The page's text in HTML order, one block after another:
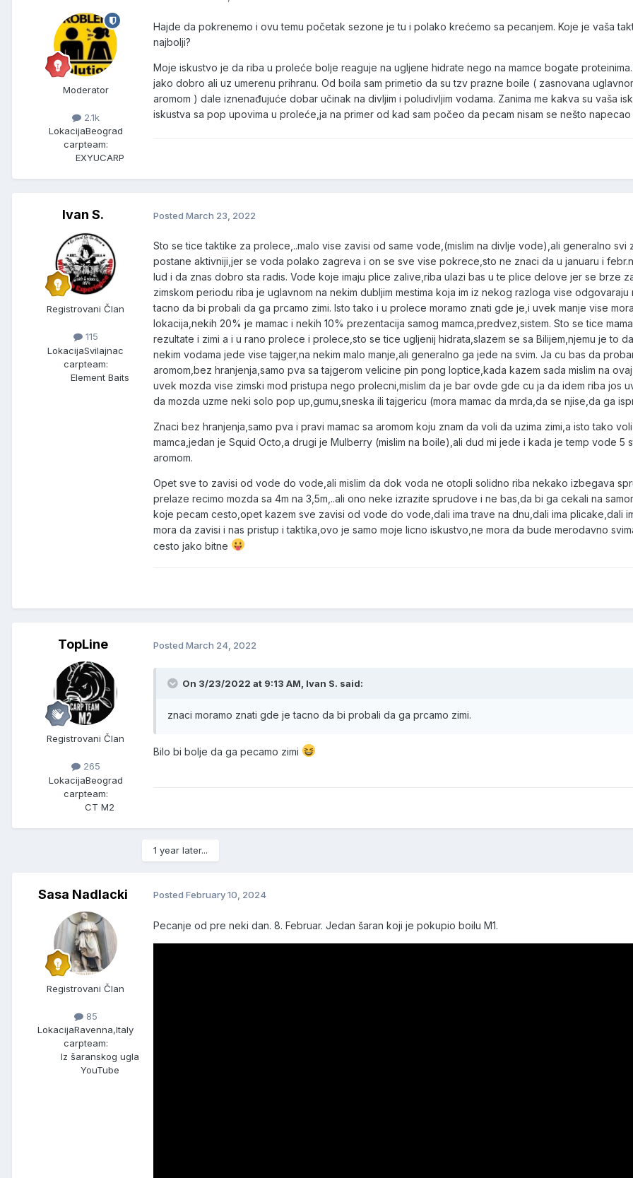
Moderator
2.1k
LokacijaBeograd
carpteam:
EXYUCARP
Hajde da pokrenemo i ovu temu početak sezone je tu i polako krećemo sa pecanjem. Koje je vaša
najbolji?
Moje iskustvo je da riba u proleće bolje reaguje na ugljene hidrate nego na mamce bogate
jako dobro ali uz umerenu prihranu. Od boila sam primetio da su tzv prazne boile ( zasnovana
aromom ) dale iznenađujuće dobar učinak na divljim i poludivljim vodama. Zanima me kakva su vaša
iskustva sa pop upovima u proleće,ja na primer od kad sam počeo da pecam nisam se nešto
Ivan S.
Registrovani Član
115
LokacijaSvilajnac
carpteam:
Element Baits
Posted March 23, 2022
Sto se tice taktike za prolece,..malo vise zavisi od same vode,(mislim na divlje vode),ali generalno svi
postane aktivniji,jer se voda polako zagreva i on se sve vise pokrece,sto ne znaci da u januaru i
lud i da znas dobro sta radis. Vode koje imaju plice zalive,riba ulazi bas u te plice delove jer se brze
zimskom periodu riba je uglavnom na nekim dubljim mestima koja im iz nekog razloga vise
tacno da bi probali da ga prcamo zimi. Isto tako i u prolece moramo znati gde je,i uvek manje vise
lokacija,nekih 20% je mamac i nekih 10% prezentacija samog mamca,predvez,sistem. Sto se tice
rezultate i zimi a i u rano prolece i prolece,sto se tice ugljenij hidrata,slazem se sa Bilijem,njemu je
nekim vodama jede vise tajger,na nekim malo manje,ali generalno ga jede na svim. Ja cu bas da
aromom,bez hranjenja,samo pva sa tajgerom velicine pin pong loptice,kada kazem sada mislim na
uvek mozda vise zimski mod pristupa nego prolecni,mislim da je bar ovde gde cu ja da idem riba jos
da mozda uzme neki solo pop up,gumu,sneska ili tajgericu (mora mamac da mrda,da se njise,da ga
Znaci bez hranjenja,samo pva i pravi mamac sa aromom koju znam da voli da uzima zimi,a isto tako
mamca,jedan je Squid Octo,a drugi je Mulberry (mislim na boile),ali dud mi jede i kada je temp vode
aromom.
Opet sve to zavisi od vode do vode,ali mislim da dok voda ne otopli solidno riba nekako izbegava
prelaze recimo mozda sa 4m na 3,5m,..ali ono neke izrazite sprudove i ne bas,da bi ga cekali na
koje pecam cesto,opet kazem sve zavisi od vode do vode,dali ima trave na dnu,dali ima plicake,dali
mora da zavisi i nas pristup i taktika,ovo je samo moje licno iskustvo,ne mora da bude merodavno
cesto jako bitne
TopLine
Registrovani Član
265
LokacijaBeograd
carpteam:
CT M2
Posted March 24, 2022
On 3/23/2022 at 9:13 AM, Ivan S. said:
znaci moramo znati gde je tacno da bi probali da ga prcamo zimi.
Bilo bi bolje da ga pecamo zimi
1 year later...
Sasa Nadlacki
Registrovani Član
85
LokacijaRavenna,Italy
carpteam:
Iz šaranskog ugla
YouTube
Posted February 10, 2024
Pecanje od pre neki dan. 8. Februar. Jedan šaran koji je pokupio boilu M1.